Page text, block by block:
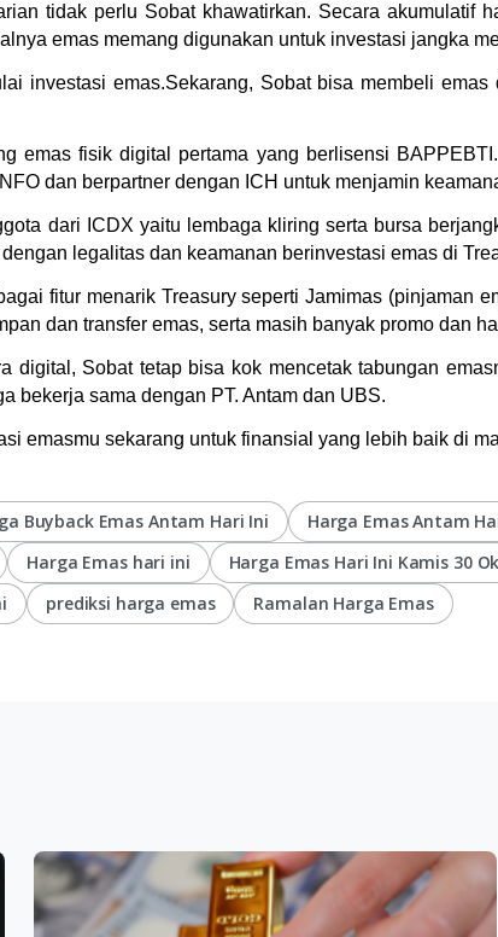
tidak perlu Sobat khawatirkan. Secara akumulatif
emas memang digunakan untuk investasi jangka
investasi emas.Sekarang, Sobat bisa membeli
emas fisik digital pertama yang berlisensi
dan berpartner dengan ICH untuk menjamin
dari ICDX yaitu lembaga kliring serta bursa
legalitas dan keamanan berinvestasi emas di
fitur menarik Treasury seperti Jamimas (pinjaman
dan transfer emas, serta masih banyak promo dan
digital, Sobat tetap bisa kok mencetak tabungan
bekerja sama dengan PT. Antam dan UBS.
emasmu sekarang untuk finansial yang lebih baik di
Buyback Emas Antam Hari Ini
Harga Emas Antam
Harga Emas hari ini
Harga Emas Hari Ini Kamis 30
prediksi harga emas Ramalan Harga Emas